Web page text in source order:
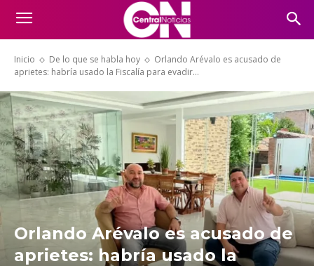
Inicio De lo que se habla hoy
Orlando Arévalo es acusado de
aprietes: habría usado la Fiscalía para evadir...
Orlando Arévalo es acusado de
aprietes: habría usado la